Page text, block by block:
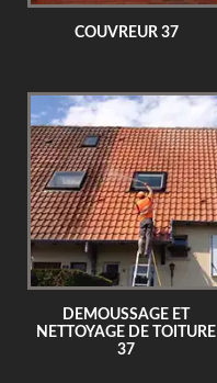
COUVREUR 37
DEMOUSSAGE ET
NETTOYAGE DE TOITURE
37